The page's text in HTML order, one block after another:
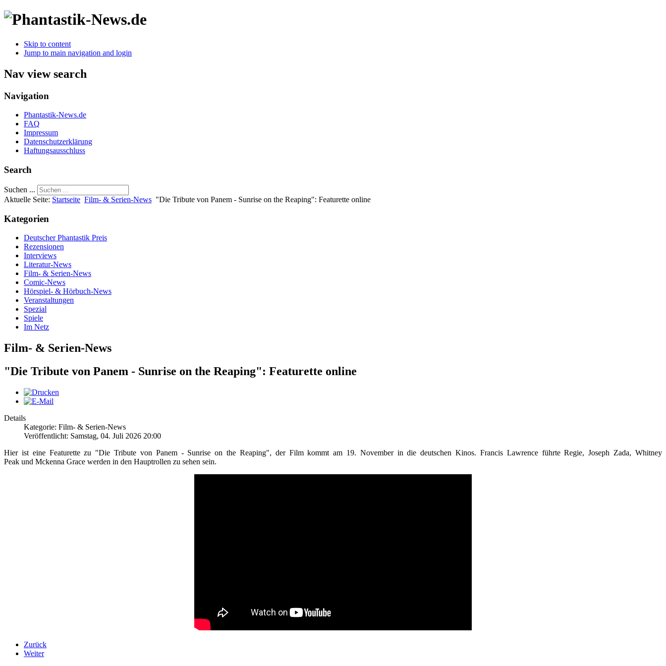
Skip to content
Jump to main navigation and login
Nav view search
Navigation
Phantastik-News.de
FAQ
Impressum
Datenschutzerklärung
Haftungsausschluss
Search
Suchen ...
Aktuelle Seite: Startseite Film- & Serien-News "Die Tribute von Panem - Sunrise on the Reaping": Featurette online
Kategorien
Deutscher Phantastik Preis
Rezensionen
Interviews
Literatur-News
Film- & Serien-News
Comic-News
Hörspiel- & Hörbuch-News
Veranstaltungen
Spezial
Spiele
Im Netz
Film- & Serien-News
"Die Tribute von Panem - Sunrise on the Reaping": Featurette online
Details
Kategorie: Film- & Serien-News
Veröffentlicht: Samstag, 04. Juli 2026 20:00
Hier ist eine Featurette zu "Die Tribute von Panem - Sunrise on the Reaping", der Film kommt am 19. November in die deutschen Kinos. Francis Lawrence führte Regie, Joseph Zada, Whitney
Peak und Mckenna Grace werden in den Hauptrollen zu sehen sein.
Zurück
Weiter